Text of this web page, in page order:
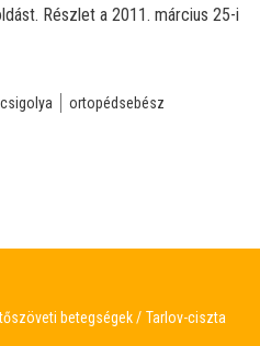
Részlet a 2011. március 25-i
csigolya ortopédsebész
betegségek Tarlov-ciszta